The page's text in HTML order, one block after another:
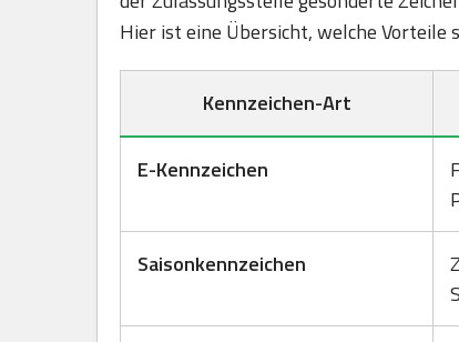
Hier ist eine Übersicht, welche
Kennzeichen-Art
E-Kennzeichen
Saisonkennzeichen